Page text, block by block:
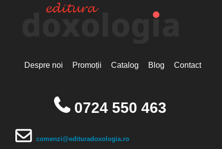
Despre noi Promoții Catalog Blog Contact
0724 550 463
comenzi@edituradoxologia.ro